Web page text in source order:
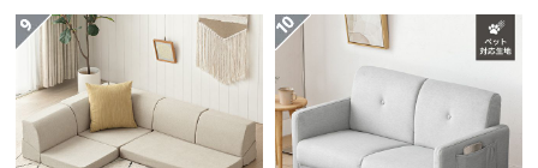
返
キ
ャ
ン